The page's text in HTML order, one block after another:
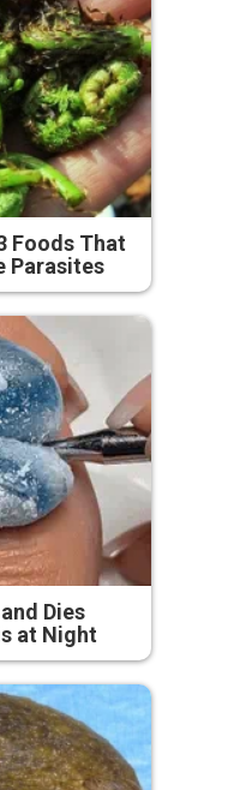
Foods That
Parasites
Dies
at Night